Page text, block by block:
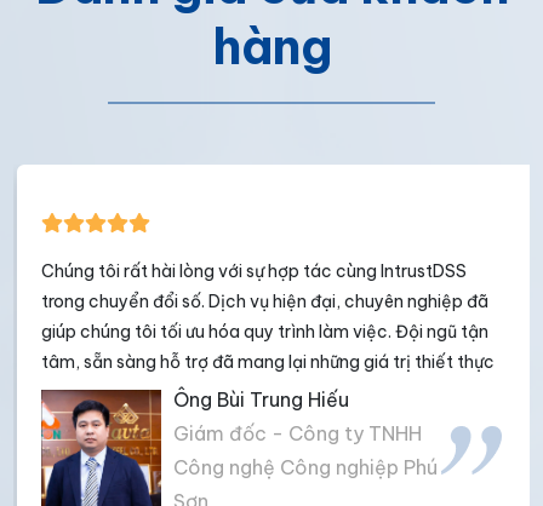
hàng
Chúng tôi rất hài lòng với sự hợp tác cùng IntrustDSS
trong chuyển đổi số. Dịch vụ hiện đại, chuyên nghiệp đã
giúp chúng tôi tối ưu hóa quy trình làm việc. Đội ngũ tận
tâm, sẵn sàng hỗ trợ đã mang lại những giá trị thiết thực
cho Phú Sơn
Ông Bùi Trung Hiếu
Giám đốc - Công ty TNHH
Công nghệ Công nghiệp Phú
Sơn